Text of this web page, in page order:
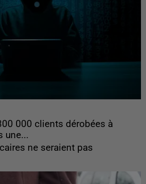
000 clients dérobées à
une...
ne seraient pas